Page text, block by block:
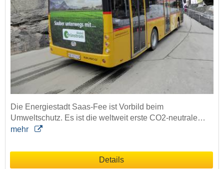
Die Energiestadt Saas-Fee ist Vorbild beim
Umweltschutz. Es ist die weltweit erste CO2-neutrale…
mehr
Details